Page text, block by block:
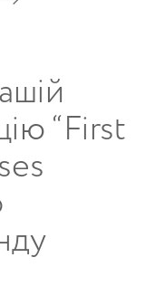
“First